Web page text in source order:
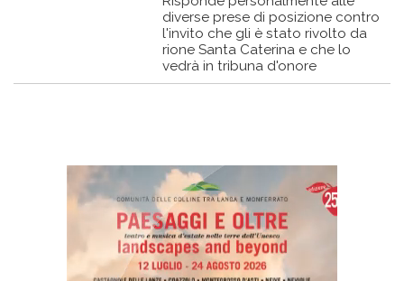
diverse prese di posizione contro
l'invito che gli è stato rivolto da
rione Santa Caterina e che lo
vedrà in tribuna d'onore